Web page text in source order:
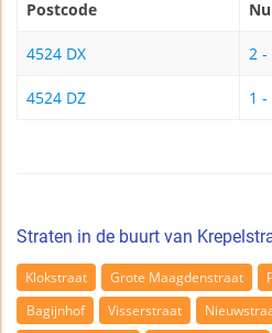
Postcode
4524 DX 2 -
4524 DZ 1 -
Straten in de buurt van
Klokstraat Grote Maagdenstraat
Bagijnhof
Visserstraat